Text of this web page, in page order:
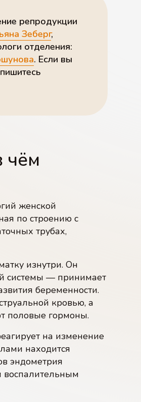
репродукции
Зеберг,
отделения:
. Если вы
чём
женской
по строению c
трубах,
изнутри. Он
системы — принимает
беременности.
кровью, а
половые гормоны.
на изменение
находится
эндометрия
воспалительным